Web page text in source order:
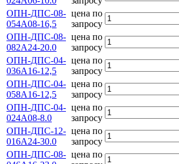
ОПН-ДПС-08-
054А08-16,5
цена по
запросу
ОПН-ДПС-08-
082А24-20.0
цена по
запросу
ОПН-ДПС-04-
036А16-12,5
цена по
запросу
ОПН-ДПС-04-
058А16-12,5
цена по
запросу
ОПН-ДПС-04-
024А08-8.0
цена по
запросу
ОПН-ДПС-12-
016А24-30.0
цена по
запросу
ОПН-ДПС-08- цена по